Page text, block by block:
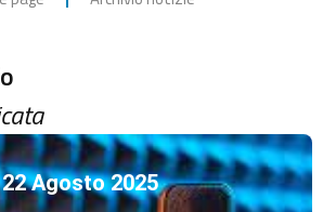
22 Agosto 2025